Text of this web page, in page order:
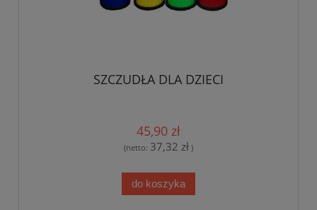
SZCZUDŁA DLA DZIECI
45,90 zł
(netto: 37,32 zł )
do koszyka